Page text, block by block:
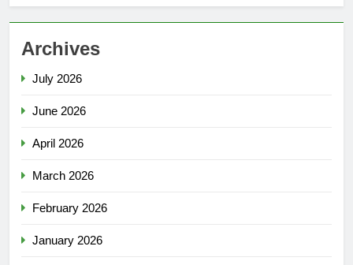
Archives
July 2026
June 2026
April 2026
March 2026
February 2026
January 2026